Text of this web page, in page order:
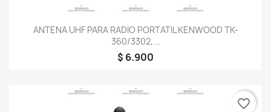
ANTENA UHF PARA RADIO PORTATIL KENWOOD TK-
360/3302,...
$ 6.900
favorite_border